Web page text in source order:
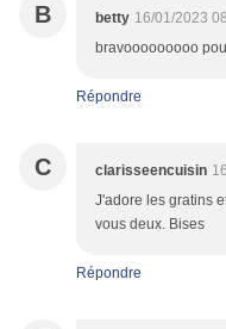
B betty 16/01/2023
bravooooooooo
Répondre
C clarisseencuisin
J'adore les gratins
vous deux. Bises
Répondre